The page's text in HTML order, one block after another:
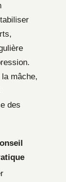
la mâche,
des